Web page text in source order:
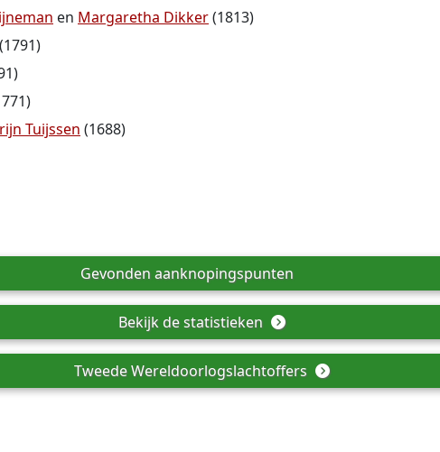
en Margaretha Dikker(1813)
(1791)
Tuijssen (1688)
Gevonden aanknopingspunten
Bekijk de statistieken
Tweede Wereldoorlogslachtoffers